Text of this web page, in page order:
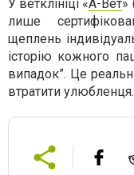
У ветклініці «А-Вет»
лише
щеплень
історію кожного
випадок”. Це
втратити улюбленця.